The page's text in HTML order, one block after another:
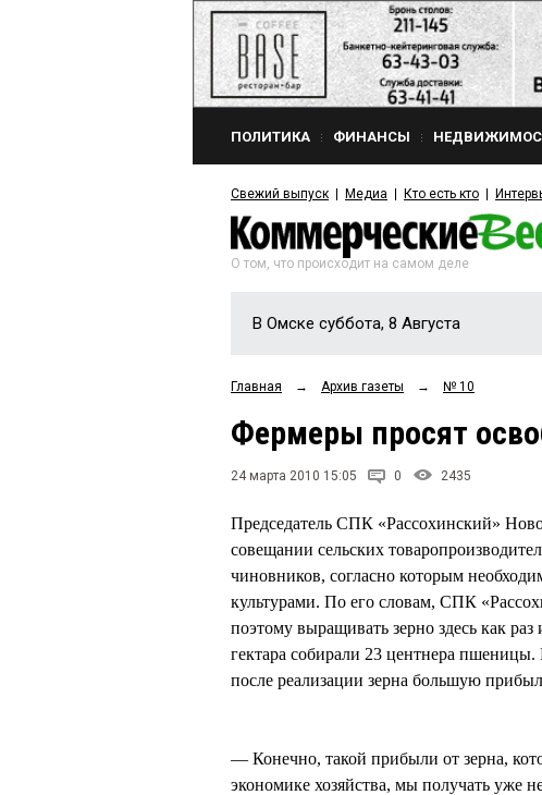
ПОЛИТИКА ФИНАНСЫ
Свежий выпуск Медиа Кто есть кто
О том, что происходит на самом деле
В Омске суббота, 8 Августа
Главная → Архив газеты → № 10
Фермеры просят
24 марта 2010 15:05 0 2435
Председатель СПК «Рассохинский»
совещании сельских
чиновников, согласно которым
культурами. По его словам, СПК
поэтому выращивать зерно здесь как
гектара собирали 23 центнера пшеницы.
после реализации зерна большую
— Конечно, такой прибыли от зерна,
экономике хозяйства, мы получать уже